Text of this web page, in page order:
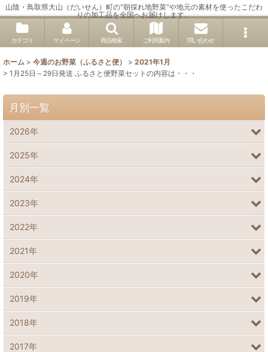
山陰・鳥取県大山（だいせん）町の"朝採れ地野菜"や地元の素材を使ったこだわ
りの加工品を全国へお届けします。
カテゴリ マイページ 商品検索 ご利用案内 問い合わせ
ホーム > 今週のお野菜（ふるさと便） > 2021年1月
> 1月25日～29日発送 ふるさと便野菜セットの内容は・・・
月別一覧
2026年
2025年
2024年
2023年
2022年
2021年
2020年
2019年
2018年
2017年